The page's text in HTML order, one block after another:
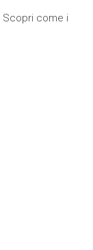
Scopri come i